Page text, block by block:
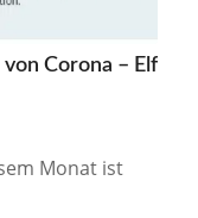
Corona – Elf
Monat ist